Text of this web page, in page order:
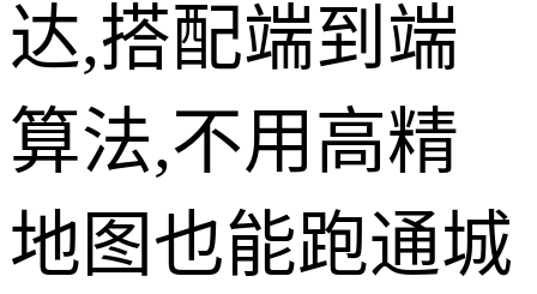
达,搭配端到端
算法,不用高精
地图也能跑通城